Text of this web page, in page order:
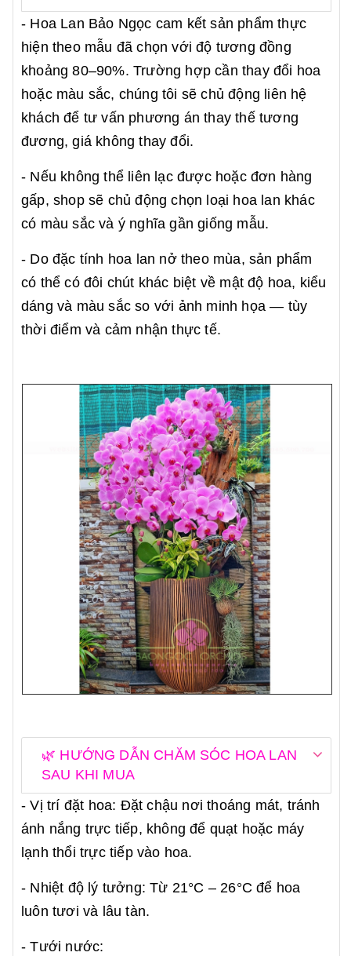
- Hoa Lan Bảo Ngọc cam kết sản phẩm thực
hiện theo mẫu đã chọn với độ tương đồng
khoảng 80–90%. Trường hợp cần thay đổi hoa
hoặc màu sắc, chúng tôi sẽ chủ động liên hệ
khách để tư vấn phương án thay thế tương
đương, giá không thay đổi.
- Nếu không thể liên lạc được hoặc đơn hàng
gấp, shop sẽ chủ động chọn loại hoa lan khác
có màu sắc và ý nghĩa gần giống mẫu.
- Do đặc tính hoa lan nở theo mùa, sản phẩm
có thể có đôi chút khác biệt về mật độ hoa, kiểu
dáng và màu sắc so với ảnh minh họa — tùy
thời điểm và cảm nhận thực tế.
🌿 HƯỚNG DẪN CHĂM SÓC HOA LAN
SAU KHI MUA
- Vị trí đặt hoa: Đặt chậu nơi thoáng mát, tránh
ánh nắng trực tiếp, không để quạt hoặc máy
lạnh thổi trực tiếp vào hoa.
- Nhiệt độ lý tưởng: Từ 21°C – 26°C để hoa
luôn tươi và lâu tàn.
- Tưới nước: